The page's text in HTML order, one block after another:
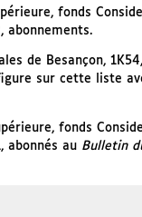
fonds
abonnements.
de Besançon,
sur cette liste
fonds
abonnés au Bulletin